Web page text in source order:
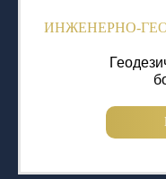
ИНЖЕНЕРНО-